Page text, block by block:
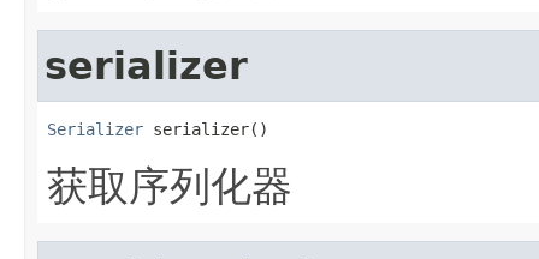
serializer
Serializer serializer()
获取序列化器